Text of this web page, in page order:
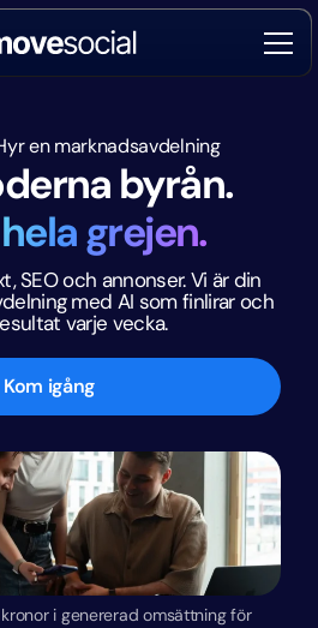
en marknadsavdelning
byrån.
hela grejen.
SEO och annonser. Vi är din
med AI som finlirar och
varje vecka.
Kom igång
i genererad omsättning för